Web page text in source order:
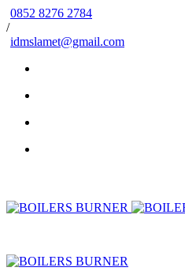
0852 8276 2784
/
idmslamet@gmail.com